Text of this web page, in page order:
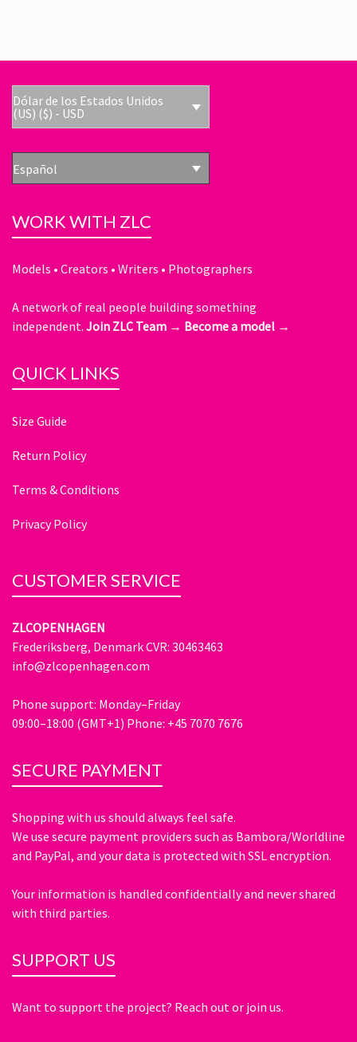
Dólar de los Estados Unidos
(US) ($) - USD
Español
WORK WITH ZLC
Models • Creators • Writers • Photographers
A network of real people building something
independent. Join ZLC Team → Become a model →
QUICK LINKS
Size Guide
Return Policy
Terms & Conditions
Privacy Policy
CUSTOMER SERVICE
ZLCOPENHAGEN
Frederiksberg, Denmark CVR: 30463463
info@zlcopenhagen.com
Phone support: Monday–Friday
09:00–18:00 (GMT+1) Phone: +45 7070 7676
SECURE PAYMENT
Shopping with us should always feel safe.
We use secure payment providers such as Bambora/Worldline
and PayPal, and your data is protected with SSL encryption.
Your information is handled confidentially and never shared
with third parties.
SUPPORT US
Want to support the project? Reach out or join us.